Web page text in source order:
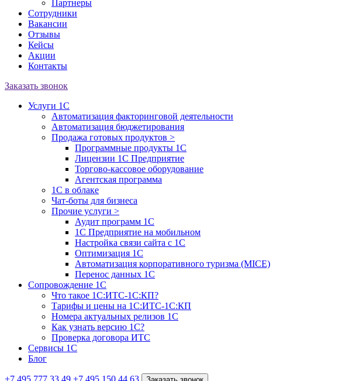
Партнеры
Сотрудники
Вакансии
Отзывы
Кейсы
Акции
Контакты
Заказать звонок
Услуги 1С
Автоматизация факторинговой деятельности
Автоматизация бюджетирования
Продажа готовых продуктов >
Программные продукты 1С
Лицензии 1С Предприятие
Торгово-кассовое оборудование
Агентская программа
1С в облаке
Чат-боты для бизнеса
Прочие услуги >
Аудит программ 1С
1С Предприятие на мобильном
Настройка связи сайта с 1С
Оптимизация 1С
Автоматизация корпоративного туризма (MICE)
Перенос данных 1С
Сопровождение 1С
Что такое 1С:ИТС-1С:КП?
Тарифы и цены на 1С:ИТС-1С:КП
Номера актуальных релизов 1С
Как узнать версию 1С?
Проверка договора ИТС
Сервисы 1С
Блог